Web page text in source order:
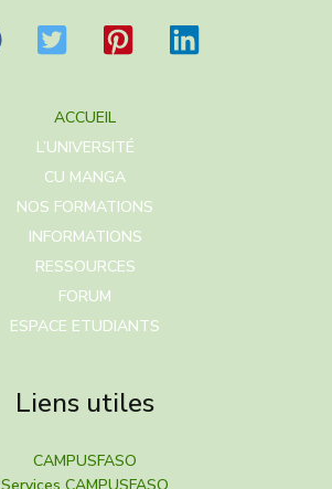
ACCUEIL
L’UNIVERSITÉ
CU MANGA
NOS FORMATIONS
INFORMATIONS
RESSOURCES
FORUM
ESPACE ETUDIANTS
Liens utiles
CAMPUSFASO